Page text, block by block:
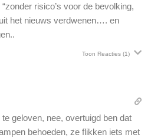
risico’s voor de bevolking,
het nieuws verdwenen…. en
Toon Reacties (1)
geloven, nee, overtuigd ben dat
behoeden, ze flikken iets met